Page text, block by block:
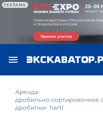
РЕКЛАМА
Аренда
дробильно сортировочное
дробилки hartl